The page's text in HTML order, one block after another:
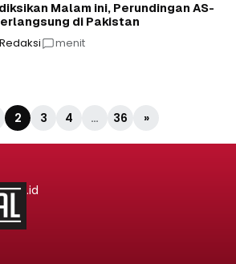
Malam ini, Perundingan AS-
di Pakistan
menit
2 3 4 … 36 »
.id